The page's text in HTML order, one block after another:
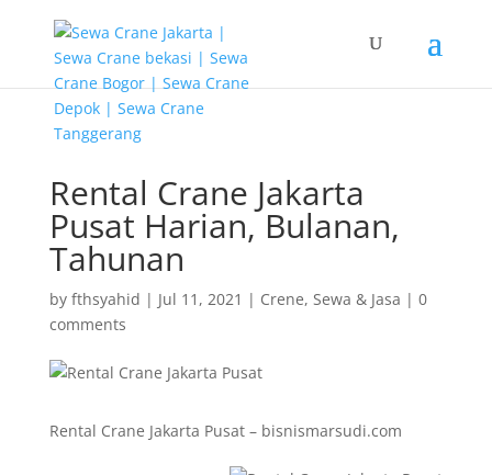
Rental Crane Jakarta
Pusat Harian, Bulanan,
Tahunan
by fthsyahid | Jul 11, 2021 | Crene, Sewa & Jasa | 0
comments
Rental Crane Jakarta Pusat – bisnismarsudi.com